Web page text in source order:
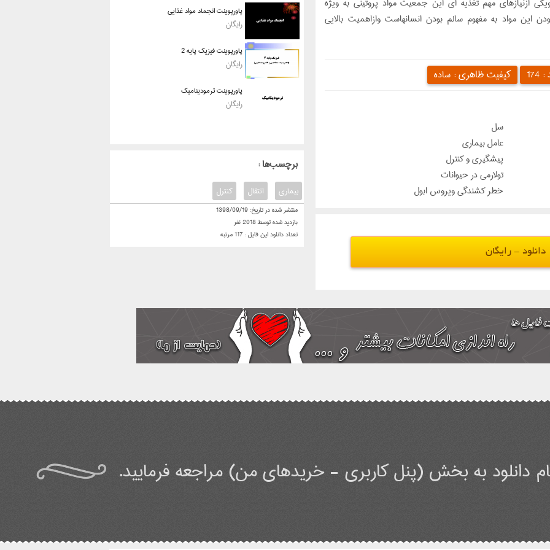
این مواد به مفهوم سالم بودن انسانهاست وازاهمیت بالایی
کیفیت ظاهری :ساده :
174
سل
عامل بیماری
پيشگيري و كنترل
تولارمی در حیوانات
خطر کشندگی ویروس ابول
دانلود - رایگان
پاورپوینت انجماد مواد غذایی
رایگان
پاورپوینت فیزیک پایه 2
رایگان
پاورپوینت ترمودینامیک
رایگان
: برچسب‌ها
کنترل انتقال بیماری
منتشر شده در تاریخ:1398/09/19
بازدید شده توسط2018نفر
تعداد دانلود این فایل : 117مرتبه
دانلود به بخش (پنل کاربری - خریدهای من) مراجعه فرمایید.